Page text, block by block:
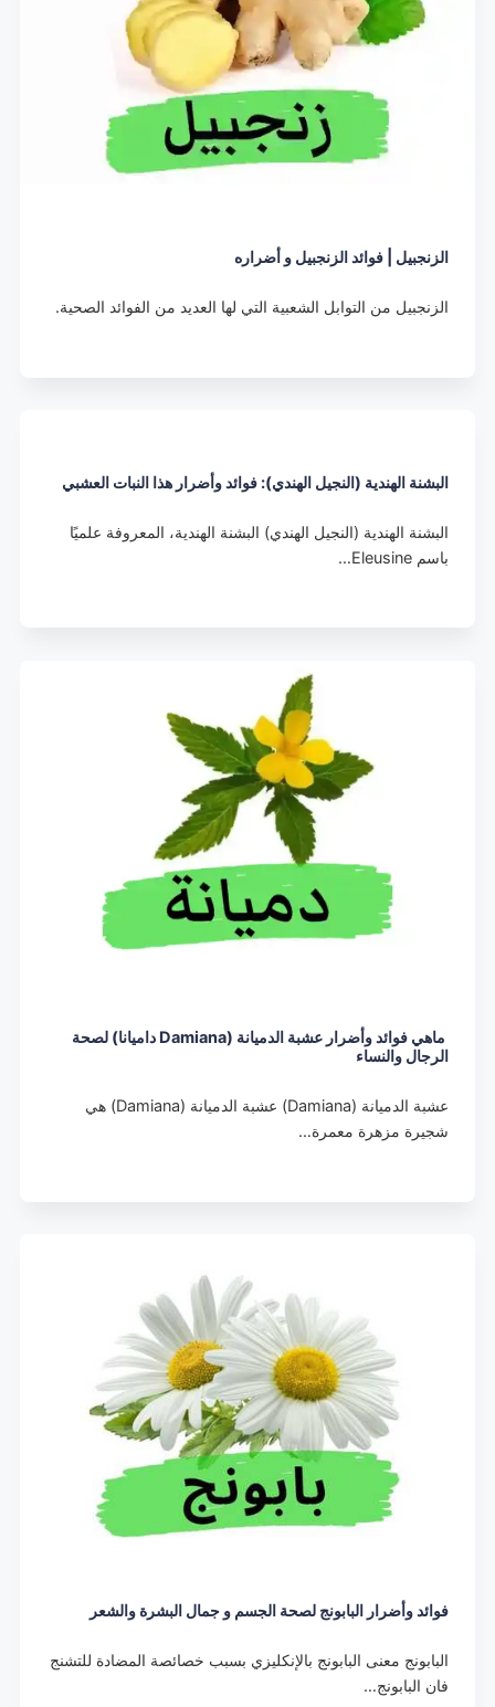
الزنجبيل | فوائد الزنجبيل و أضراره
الزنجبيل من التوابل الشعبية التي لها العديد من الفوائد الصحية.
البشنة الهندية (النجيل الهندي): فوائد وأضرار هذا النبات العشبي
البشنة الهندية (النجيل الهندي) البشنة الهندية، المعروفة علميًا
باسم Eleusine…
ماهي فوائد وأضرار عشبة الدميانة (Damiana داميانا) لصحة
الرجال والنساء
عشبة الدميانة (Damiana) عشبة الدميانة (Damiana) هي
شجيرة مزهرة معمرة…
فوائد وأضرار البابونج لصحة الجسم و جمال البشرة والشعر
البابونج معنى البابونج بالإنكليزي بسبب خصائصة المضادة للتشنج
فان البابونج…